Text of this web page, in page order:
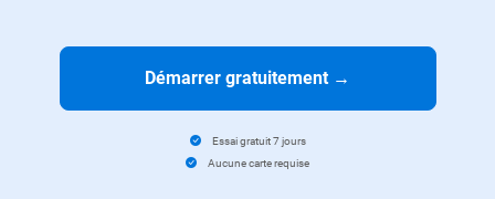
Démarrer gratuitement →
Essai gratuit 7 jours
Aucune carte requise